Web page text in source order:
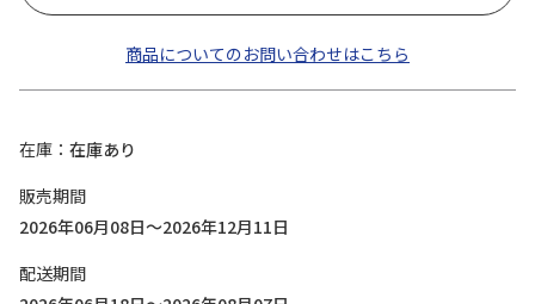
商品についてのお問い合わせはこちら
在庫
在庫あり
販売期間
2026年06月08日～2026年12月11日
配送期間